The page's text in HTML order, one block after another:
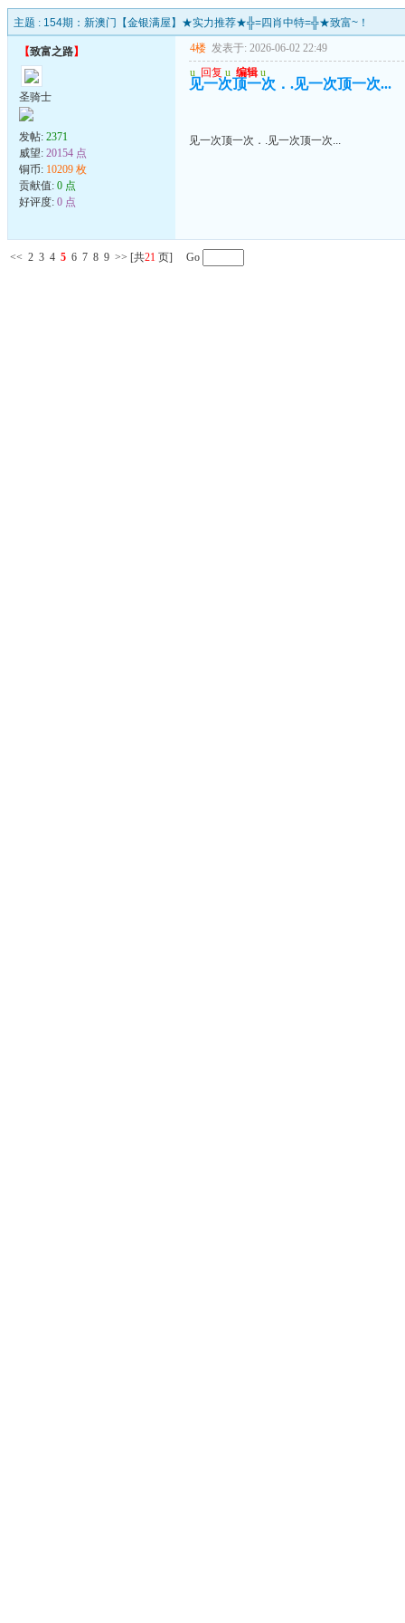
主题 : 154期：新澳门【金银满屋】★实力推荐★╬=四肖中特=╬★致富~！
【致富之路】
圣骑士
发帖: 2371
威望: 20154 点
铜币: 10209 枚
贡献值: 0 点
好评度: 0 点
4楼 发表于: 2026-06-02 22:49
u 回复 u 编辑 u
见一次顶一次．.见一次顶一次...
见一次顶一次．.见一次顶一次...
<< 2 3 4 5 6 7 8 9 >> [共21 页] Go